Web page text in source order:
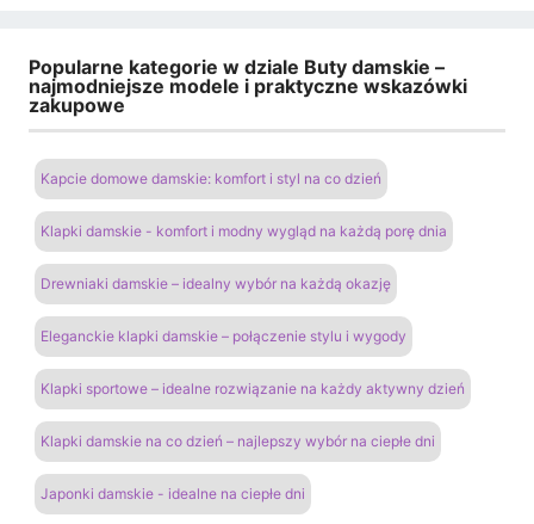
Popularne kategorie w dziale Buty damskie –
najmodniejsze modele i praktyczne wskazówki
zakupowe
Kapcie domowe damskie: komfort i styl na co dzień
Klapki damskie - komfort i modny wygląd na każdą porę dnia
Drewniaki damskie – idealny wybór na każdą okazję
Eleganckie klapki damskie – połączenie stylu i wygody
Klapki sportowe – idealne rozwiązanie na każdy aktywny dzień
Klapki damskie na co dzień – najlepszy wybór na ciepłe dni
Japonki damskie - idealne na ciepłe dni